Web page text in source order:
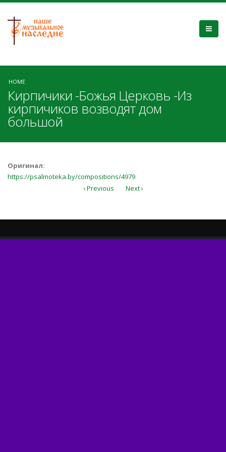
HOME
Кирпичики -Божья Церковь -Из
кирпичиков возводят дом
большой
Оригинал:
https://psalmoteka.by/compositions/4979
‹ Previous
Next ›